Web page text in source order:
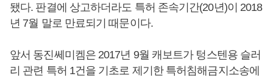
됐다. 판결에 상고하더라도 특허 존속기간(20년)이 2018
년 7월 말로 만료되기 때문이다.
앞서 동진쎄미켐은 2017년 9월 캐보트가 텅스텐용 슬러
리 관련 특허 1건을 기초로 제기한 특허침해금지소송에